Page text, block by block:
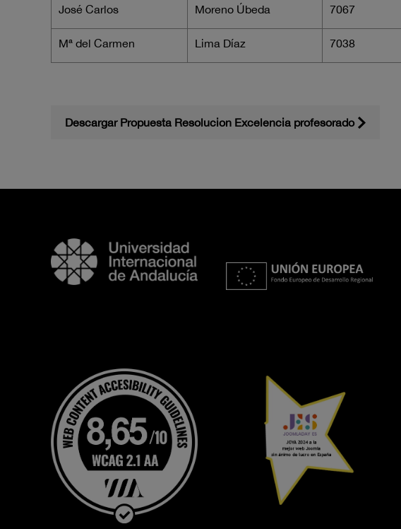
José Carlos Moreno Úbeda 7067
Mª del Carmen Lima Díaz 7038
Descargar Propuesta Resolucion Excelencia profesorado